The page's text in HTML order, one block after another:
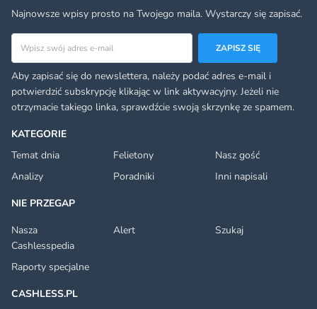
KATEGORIE
Temat dnia
Felietony
Nasz gość
Analizy
Poradniki
Inni napisali
NIE PRZEGAP
Nasza
Cashlesspedia
Alert Szukaj
Raporty specjalne
CASHLESS.PL
Najnowsze wpisy prosto na Twojego maila. Wystarczy się zapisać.
Adres email
ZAPISZ SIĘ
Aby zapisać się do newslettera, należy podać adres e-mail i
potwierdzić subskrypcję klikając w link aktywacyjny. Jeżeli nie
otrzymacie takiego linka, sprawdźcie swoją skrzynkę ze spamem.